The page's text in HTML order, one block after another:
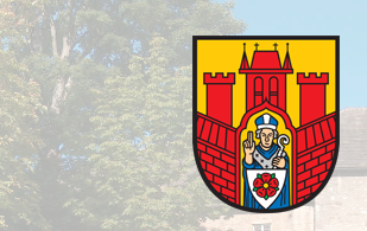
Skip
to
content
Skip
to
main
navigation
Skip
to
footer